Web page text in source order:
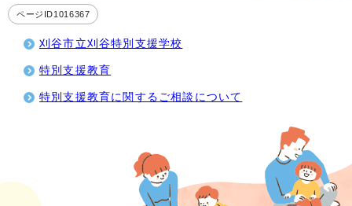
ページID1016367
刈谷市立刈谷特別支援学校
特別支援教育
特別支援教育に関するご相談について